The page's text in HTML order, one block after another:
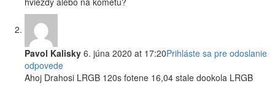
Pavol Kalisky 6. júna 2020 at 17:20Prihláste sa pre odoslanie
odpovede
Ahoj Drahosi LRGB 120s fotene 16,04 stale dookola LRGB